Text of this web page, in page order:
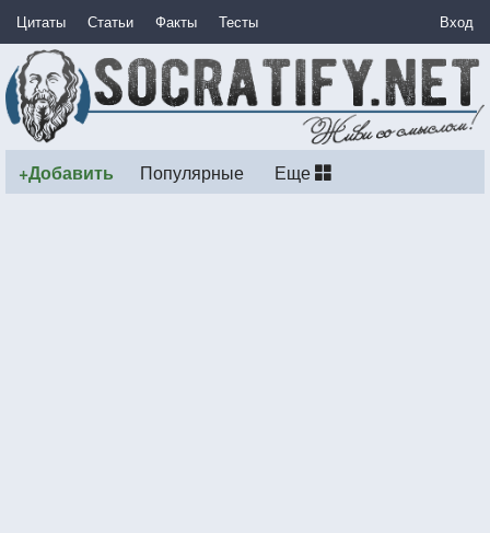
Цитаты Статьи Факты Тесты Вход
+Добавить Популярные Еще